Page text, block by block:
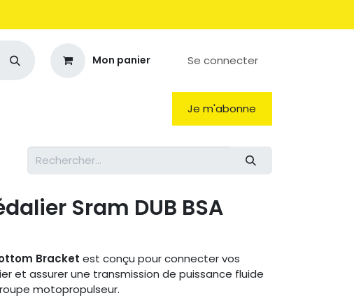
Mon panier Se connecter
Je m'abonne
Sram DUB BSA
Bracket est conçu pour connecter vos
et assurer une transmission de puissance fluide
motopropulseur.